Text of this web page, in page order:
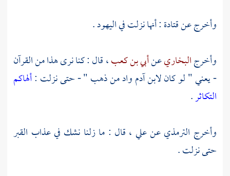
وأخرج عنقتادة: أنها نزلت فياليهود.
وأخرجالبخاريعنأبي بن كعب، قال : كنا نرى هذا من القرآن
- يعني " لو كان لابن آدم واد من ذهب " - حتى نزلت :ألهاكم
التكاثر.
وأخرج الترمذيعنعلي ، قال : ما زلنا نشك في عذاب القبر
حتى نزلت .